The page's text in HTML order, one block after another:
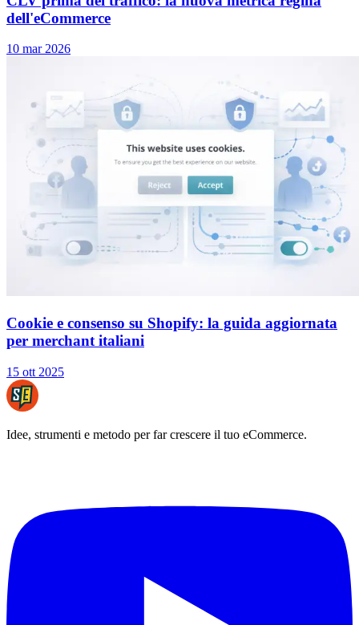
dell'eCommerce
10 mar 2026
Cookie e consenso su Shopify: la guida aggiornata
per merchant italiani
15 ott 2025
Idee, strumenti e metodo per far crescere il tuo eCommerce.